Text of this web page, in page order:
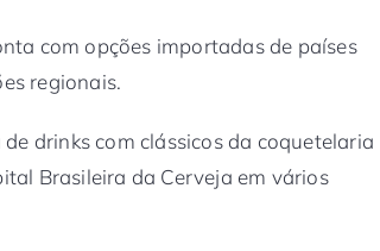
com opções importadas de países
regionais.
drinks com clássicos da coquetelaria
Brasileira da Cerveja em vários